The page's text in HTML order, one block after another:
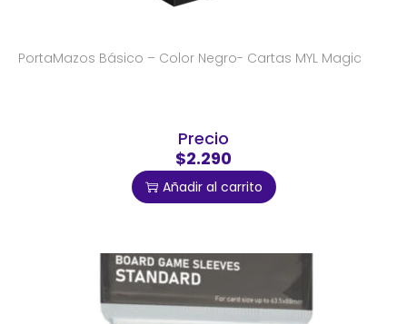
PortaMazos Básico – Color Negro- Cartas MYL Magic
Precio
$2.290
Añadir al carrito